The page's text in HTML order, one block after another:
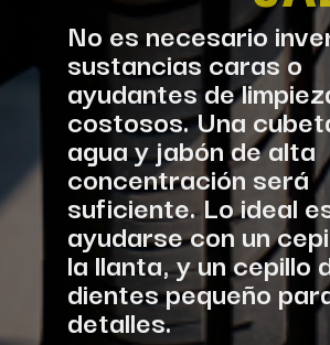
No es necesario
sustancias caras o
ayudantes de
costosos. Una
agua y jabón de alta
concentración será
suficiente. Lo ideal
ayudarse con un
la llanta, y un cepillo
dientes pequeño
detalles.